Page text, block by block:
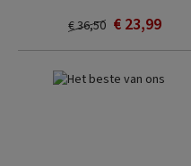
€ 23,99
€ 36,50